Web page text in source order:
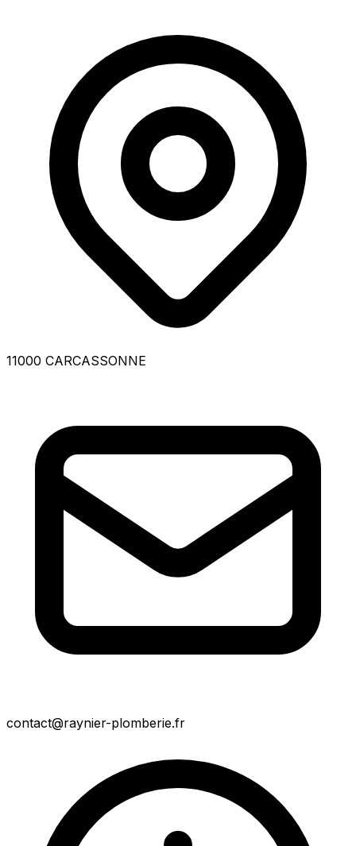
11000 CARCASSONNE
contact@raynier-plomberie.fr